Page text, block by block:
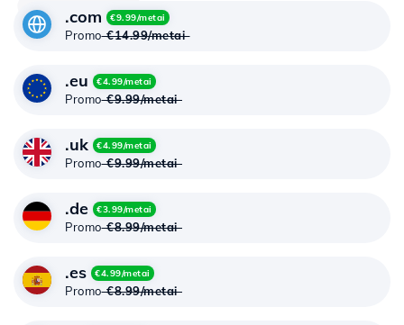
.com €9.99/metai
Promo€14.99/metai
.eu €4.99/metai
Promo€9.99/metai
.uk €4.99/metai
Promo€9.99/metai
.de €3.99/metai
Promo€8.99/metai
.es €4.99/metai
Promo€8.99/metai